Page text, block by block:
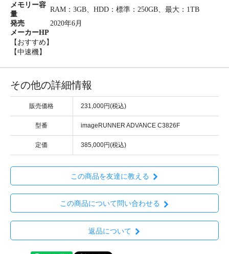
メモリー容
量
RAM：3GB、HDD：標準：250GB、最大：1TB
発売
2020年6月
メーカーHP
【おすすめ】
【中速機】
その他の詳細情報
販売価格 231,000円(税込)
型番 imageRUNNER ADVANCE C3826F
定価 385,000円(税込)
この商品を友達に教える
この商品について問い合わせる
返品について